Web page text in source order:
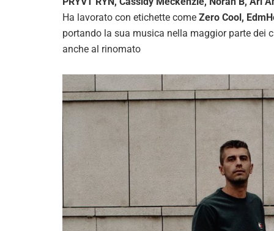
Ha lavorato con etichette come Zero Cool,
portando la sua musica nella maggior parte dei
anche al rinomato